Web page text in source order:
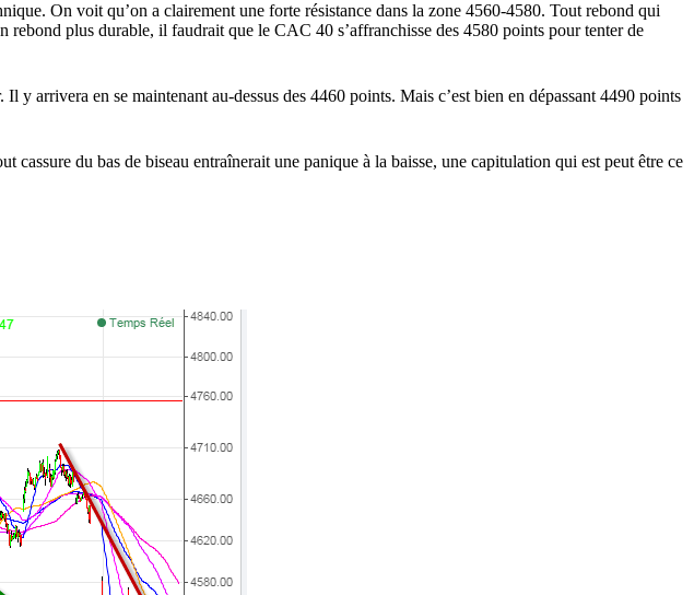
On voit qu’on a clairement une forte résistance dans la zone 4560-4580. Tout rebond qui
plus durable, il faudrait que le CAC 40 s’affranchisse des 4580 points pour tenter de
arrivera en se maintenant au-dessus des 4460 points. Mais c’est bien en dépassant 4490 points
du bas de biseau entraînerait une panique à la baisse, une capitulation qui est peut être ce